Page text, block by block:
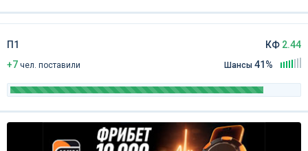
П1
+7 чел. поставили
КФ 2.44
Шансы 41%